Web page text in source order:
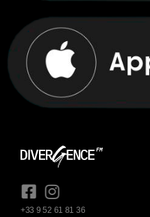
+33 9 52 61 81 36